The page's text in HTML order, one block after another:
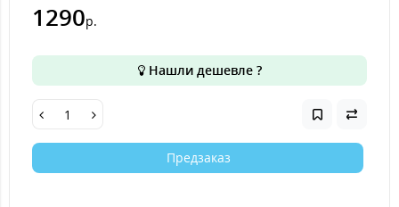
1290р.
Нашли дешевле ?
Предзаказ